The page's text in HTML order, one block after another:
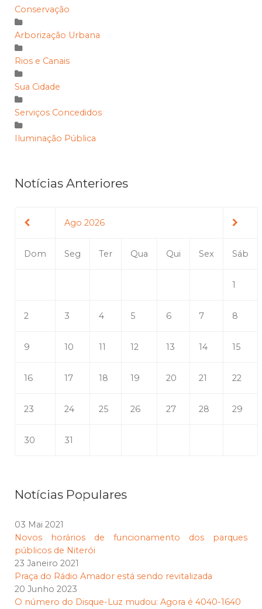
Conservação
Arborização Urbana
Rios e Canais
Sua Cidade
Serviços Concedidos
Iluminação Pública
Notícias Anteriores
Ago 2026
Dom Seg Ter Qua Qui Sex Sáb
1
2 3 4 5 6 7 8
9 10 11 12 13 14 15
16 17 18 19 20 21 22
23 24 25 26 27 28 29
30 31
Notícias Populares
03 Mai 2021
Novos horários de funcionamento dos parques
públicos de Niterói
23 Janeiro 2021
Praça do Rádio Amador está sendo revitalizada
20 Junho 2023
O número do Disque-Luz mudou: Agora é 4040-1640